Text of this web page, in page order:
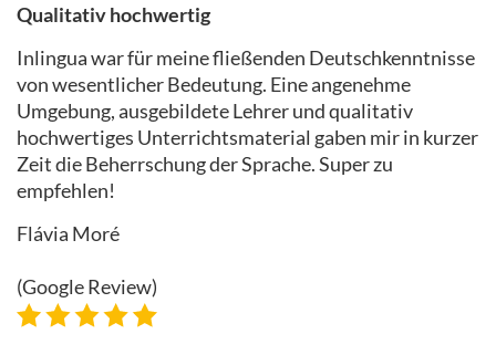
Qualitativ hochwertig
Inlingua war für meine fließenden Deutschkenntnisse
von wesentlicher Bedeutung. Eine angenehme
Umgebung, ausgebildete Lehrer und qualitativ
hochwertiges Unterrichtsmaterial gaben mir in kurzer
Zeit die Beherrschung der Sprache. Super zu
empfehlen!
Flávia Moré
(Google Review)